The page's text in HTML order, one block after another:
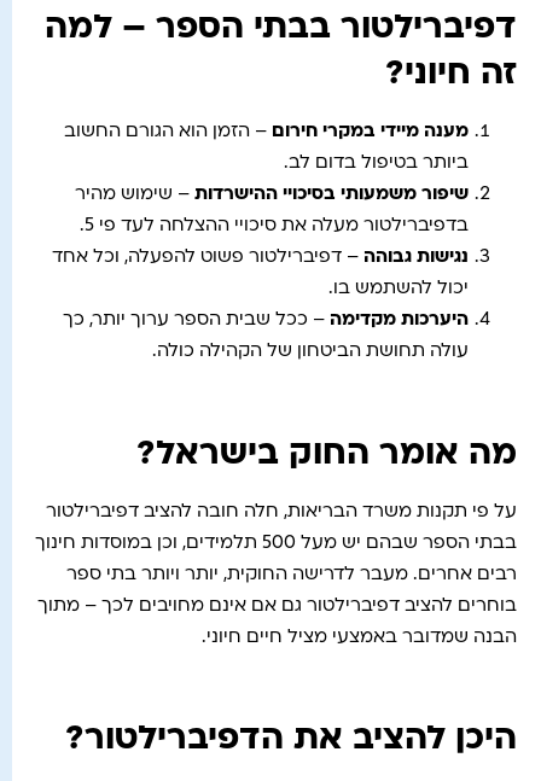
דפיברילטור בבתי הספר – למה
זה חיוני?
מענה מיידי במקרי חירום – הזמן הוא הגורם החשוב
ביותר בטיפול בדום לב.
שיפור משמעותי בסיכויי ההישרדות – שימוש מהיר
בדפיברילטור מעלה את סיכויי ההצלחה לעד פי 5.
נגישות גבוהה – דפיברילטור פשוט להפעלה, וכל אחד
יכול להשתמש בו.
היערכות מקדימה – ככל שבית הספר ערוך יותר, כך
עולה תחושת הביטחון של הקהילה כולה.
מה אומר החוק בישראל?
על פי תקנות משרד הבריאות, חלה חובה להציב דפיברילטור
בבתי הספר שבהם יש מעל 500 תלמידים, וכן במוסדות חינוך
רבים אחרים. מעבר לדרישה החוקית, יותר ויותר בתי ספר
בוחרים להציב דפיברילטור גם אם אינם מחויבים לכך – מתוך
הבנה שמדובר באמצעי מציל חיים חיוני.
היכן להציב את הדפיברילטור?